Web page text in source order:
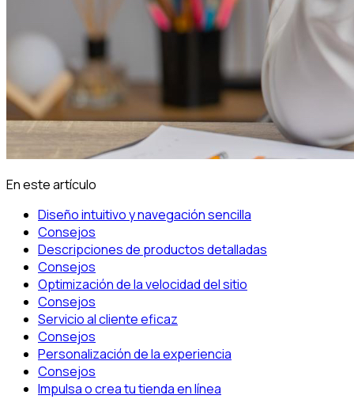
En este artículo
Diseño intuitivo y navegación sencilla
Consejos
Descripciones de productos detalladas
Consejos
Optimización de la velocidad del sitio
Consejos
Servicio al cliente eficaz
Consejos
Personalización de la experiencia
Consejos
Impulsa o crea tu tienda en línea